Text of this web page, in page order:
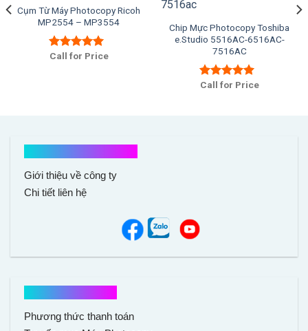
Cụm Từ Máy Photocopy Ricoh
MP2554 – MP3554
Được xếp
Call for Price
Chip Mực Photocopy Toshiba
e.Studio 5516AC-6516AC-
7516AC
Được xếp
Call for Price
Giới thiệu về công ty
Chi tiết liên hệ
Phương thức thanh toán